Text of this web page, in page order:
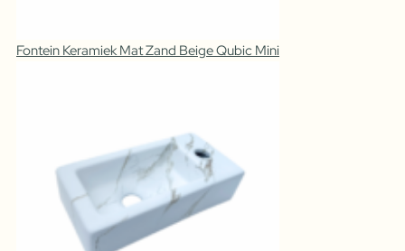
Fontein Keramiek Mat Zand Beige Qubic Mini